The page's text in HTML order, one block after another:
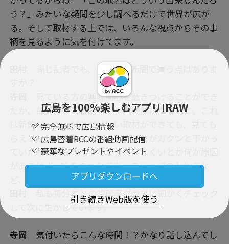
広島を100％楽しむアプリIRAW
完全無料で広島情報
広島密着RCCの番組動画配信
豪華なプレゼントやイベント
アプリダウンロードへ
引き続きWeb版を使う
う？」みたいな疑問を少し調べるだけで世界が広が
る。そして取材する上では、いろんな視点からその事
柄を見るように気を付けてます。
同じ記者でも、テレビと新聞で違う点はありま
見ている方の興味関心を惹きつけることができ
たか、毎分ごとの視聴率で一目瞭然になること。これ
は新鮮だった。どれだけいい取材ができても、見ても
らえなかったら意味がない。グラフがガクンと下がっ
ていたら、面白くないとか分かりにくいとか何か原因
があるはず。映像のつなぎ方、テロップの入れ方な
ど、絶賛勉強中です。
私も毎分ごとの視聴率グラフは細かくチェック
して次に生かしています。
寺岡 気付いたらこんな時間！？かなり話し込んでし